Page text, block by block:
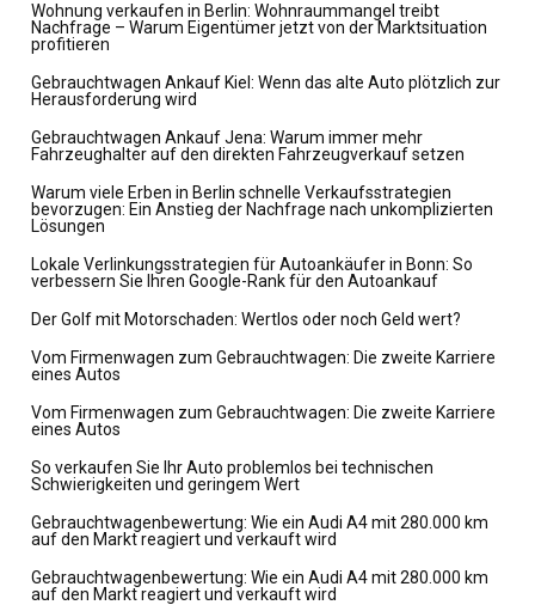
Wohnung verkaufen in Berlin: Wohnraummangel treibt
Nachfrage – Warum Eigentümer jetzt von der Marktsituation
profitieren
Gebrauchtwagen Ankauf Kiel: Wenn das alte Auto plötzlich zur
Herausforderung wird
Gebrauchtwagen Ankauf Jena: Warum immer mehr
Fahrzeughalter auf den direkten Fahrzeugverkauf setzen
Warum viele Erben in Berlin schnelle Verkaufsstrategien
bevorzugen: Ein Anstieg der Nachfrage nach unkomplizierten
Lösungen
Lokale Verlinkungsstrategien für Autoankäufer in Bonn: So
verbessern Sie Ihren Google-Rank für den Autoankauf
Der Golf mit Motorschaden: Wertlos oder noch Geld wert?
Vom Firmenwagen zum Gebrauchtwagen: Die zweite Karriere
eines Autos
Vom Firmenwagen zum Gebrauchtwagen: Die zweite Karriere
eines Autos
So verkaufen Sie Ihr Auto problemlos bei technischen
Schwierigkeiten und geringem Wert
Gebrauchtwagenbewertung: Wie ein Audi A4 mit 280.000 km
auf den Markt reagiert und verkauft wird
Gebrauchtwagenbewertung: Wie ein Audi A4 mit 280.000 km
auf den Markt reagiert und verkauft wird